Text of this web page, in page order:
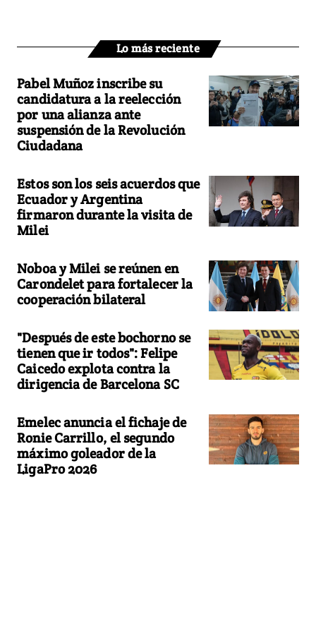
Lo más reciente
Pabel Muñoz inscribe su
candidatura a la reelección
por una alianza ante
suspensión de la Revolución
Ciudadana
Estos son los seis acuerdos que
Ecuador y Argentina
firmaron durante la visita de
Milei
Noboa y Milei se reúnen en
Carondelet para fortalecer la
cooperación bilateral
"Después de este bochorno se
tienen que ir todos": Felipe
Caicedo explota contra la
dirigencia de Barcelona SC
Emelec anuncia el fichaje de
Ronie Carrillo, el segundo
máximo goleador de la
LigaPro 2026